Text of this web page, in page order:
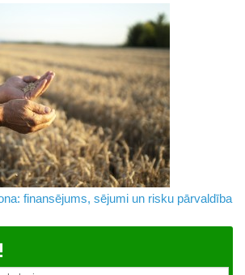
finansējums, sējumi un risku pārvaldība